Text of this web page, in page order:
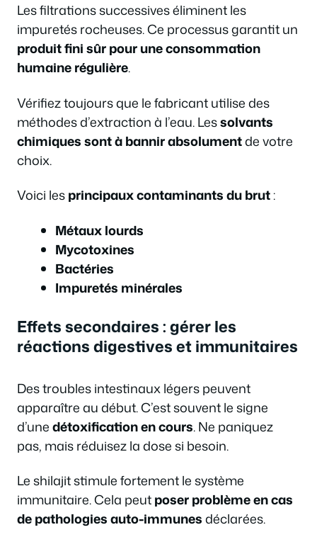
Les filtrations successives éliminent les
impuretés rocheuses. Ce processus garantit un
produit fini sûr pour une consommation
humaine régulière.
Vérifiez toujours que le fabricant utilise des
méthodes d’extraction à l’eau. Lessolvants
chimiques sont à bannir absolumentde votre
choix.
Voici lesprincipaux contaminants du brut:
Métaux lourds
Mycotoxines
Bactéries
Impuretés minérales
Effets secondaires : gérer les
réactions digestives et immunitaires
Des troubles intestinaux légers peuvent
apparaître au début. C’est souvent le signe
d’unedétoxification en cours. Ne paniquez
pas, mais réduisez la dose si besoin.
Le shilajit stimule fortement le système
immunitaire. Cela peutposer problème en cas
de pathologies auto-immunesdéclarées.